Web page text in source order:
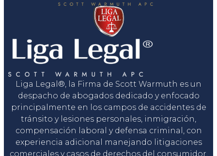
Liga Legal®, la Firma de Scott Warmuth es un
despacho de abogados dedicado y enfocado
principalmente en los campos de accidentes de
tránsito y lesiones personales, inmigración,
compensación laboral y defensa criminal, con
experiencia adicional manejando litigaciones
comerciales y casos de derechos del consumidor.